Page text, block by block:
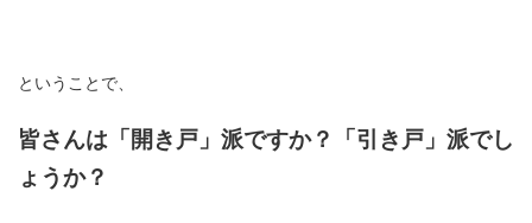
ということで、
皆さんは「開き戸」派ですか？「引き戸」派でし
ょうか？